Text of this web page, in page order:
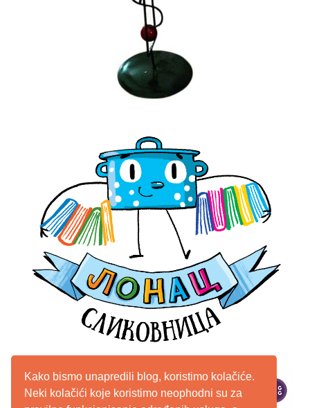
Kako bismo unapredili blog, koristimo kolačiće.
Neki kolačići koje koristimo neophodni su za